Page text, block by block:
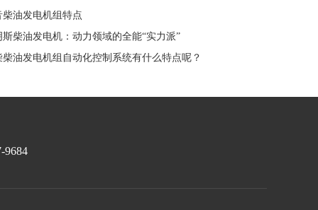
柴油发电机组特点
斯柴油发电机：动力领域的全能“实力派”
柴油发电机组自动化控制系统有什么特点呢？
9684